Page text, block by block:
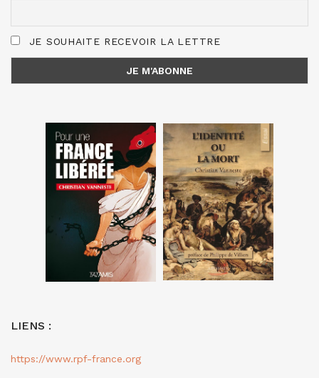
JE SOUHAITE RECEVOIR LA LETTRE
LIENS :
https://www.rpf-france.org